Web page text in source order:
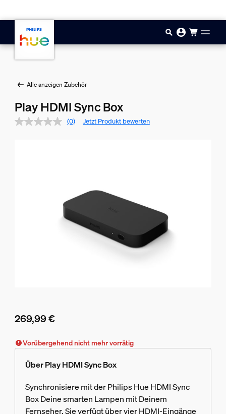
Alle anzeigen Zubehör
Play HDMI Sync Box
(0) Jetzt Produkt bewerten
269,99 €
Vorübergehend nicht mehr vorrätig
Über Play HDMI Sync Box
Synchronisiere mit der Philips Hue HDMI Sync
Box Deine smarten Lampen mit Deinem
Fernseher. Sie verfügt über vier HDMI-Eingänge